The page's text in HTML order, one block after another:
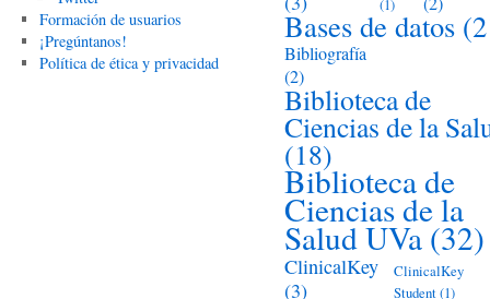
Formación de usuarios
¡Pregúntanos!
Política de ética y privacidad
(1)
Bases de datos
Bibliografía
(2)
Biblioteca de
Ciencias de la
(18)
Biblioteca de
Ciencias de la
Salud UVa (32)
ClinicalKey
(3)
ClinicalKey
Student(1)